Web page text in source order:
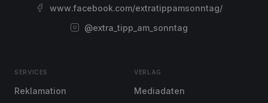
www.facebook.com/extratippamsonntag/
@extra_tipp_am_sonntag
SERVICES
Reklamation
VERLAG
Mediadaten